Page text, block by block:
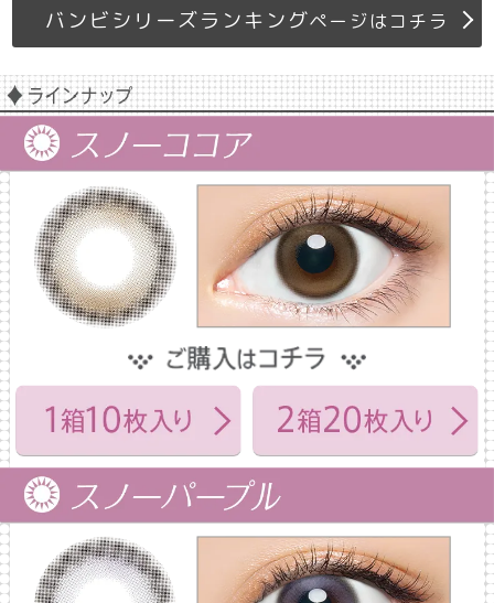
バンビシリーズランキングページはコチラ